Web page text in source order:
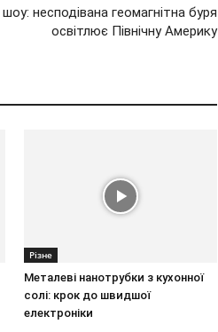
несподівана геомагнітна буря
освітлює Північну Америку
Різне
Металеві нанотрубки з кухонної
солі: крок до швидшої
електроніки